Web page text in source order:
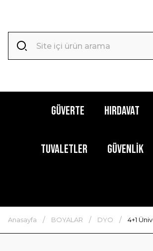
GÜVERTE HIRDAVAT
TUVALETLER GÜVENLİK
Anasayfa BOYALAR DYO 4+1